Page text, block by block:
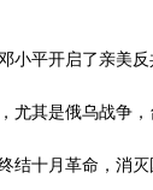
小平开启了亲美
尤其是俄乌战争
结十月革命，消